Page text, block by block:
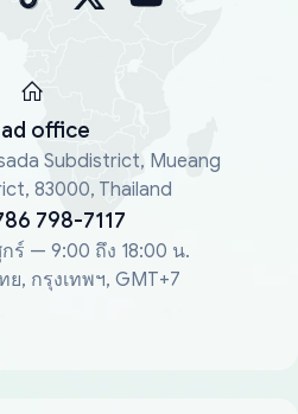
office
Subdistrict, Mueang
83000, Thailand
798-7117
ร์ — 9:00 ถึง 18:00 น.
ย, กรุงเทพฯ, GMT+7